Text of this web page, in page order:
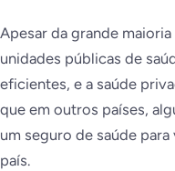
Apesar da grande
unidades públicas de
eficientes, e a saúde
que em outros países,
um seguro de saúde
país.